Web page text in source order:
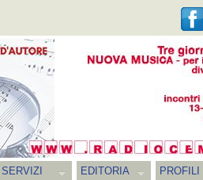
SERVIZI EDITORIA PROFILI